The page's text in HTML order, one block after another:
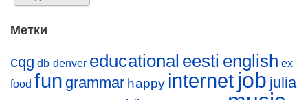
Метки
cqg db denver educational eesti english ex
food fun grammar happy internet job julia